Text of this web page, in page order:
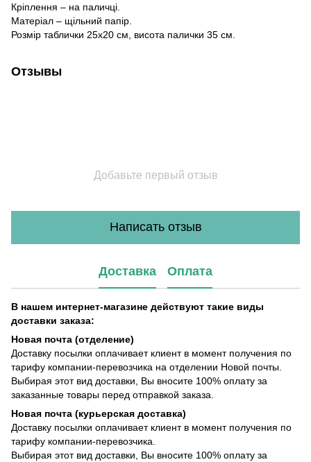
Кріплення – на паличці.
Матеріал – щільний папір.
Розмір таблички 25х20 см, висота палички 35 см.
Отзывы
Добавьте первый отзыв
Написать отзыв
Доставка Оплата
В нашем интернет-магазине действуют такие виды
доставки заказа:
Новая почта (отделение)
Доставку посылки оплачивает клиент в момент получения по
тарифу компании-перевозчика на отделении Новой почты.
Выбирая этот вид доставки, Вы вносите 100% оплату за
заказанные товары перед отправкой заказа.
Новая почта (курьерская доставка)
Доставку посылки оплачивает клиент в момент получения по
тарифу компании-перевозчика.
Выбирая этот вид доставки, Вы вносите 100% оплату за